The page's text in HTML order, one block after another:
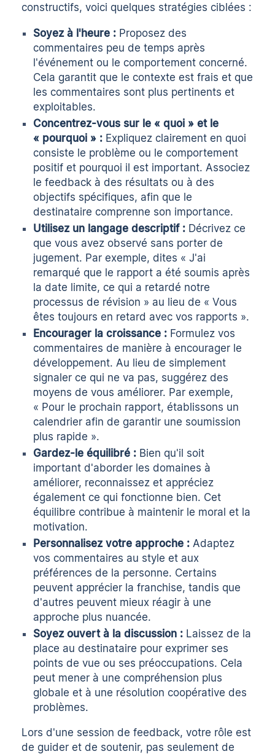
constructifs, voici quelques stratégies ciblées :
Soyez à l'heure : Proposez des
commentaires peu de temps après
l'événement ou le comportement concerné.
Cela garantit que le contexte est frais et que
les commentaires sont plus pertinents et
exploitables.
Concentrez-vous sur le « quoi » et le
« pourquoi » : Expliquez clairement en quoi
consiste le problème ou le comportement
positif et pourquoi il est important. Associez
le feedback à des résultats ou à des
objectifs spécifiques, afin que le
destinataire comprenne son importance.
Utilisez un langage descriptif : Décrivez ce
que vous avez observé sans porter de
jugement. Par exemple, dites « J'ai
remarqué que le rapport a été soumis après
la date limite, ce qui a retardé notre
processus de révision » au lieu de « Vous
êtes toujours en retard avec vos rapports ».
Encourager la croissance : Formulez vos
commentaires de manière à encourager le
développement. Au lieu de simplement
signaler ce qui ne va pas, suggérez des
moyens de vous améliorer. Par exemple,
« Pour le prochain rapport, établissons un
calendrier afin de garantir une soumission
plus rapide ».
Gardez-le équilibré : Bien qu'il soit
important d'aborder les domaines à
améliorer, reconnaissez et appréciez
également ce qui fonctionne bien. Cet
équilibre contribue à maintenir le moral et la
motivation.
Personnalisez votre approche : Adaptez
vos commentaires au style et aux
préférences de la personne. Certains
peuvent apprécier la franchise, tandis que
d'autres peuvent mieux réagir à une
approche plus nuancée.
Soyez ouvert à la discussion : Laissez de la
place au destinataire pour exprimer ses
points de vue ou ses préoccupations. Cela
peut mener à une compréhension plus
globale et à une résolution coopérative des
problèmes.
Lors d'une session de feedback, votre rôle est
de guider et de soutenir, pas seulement de